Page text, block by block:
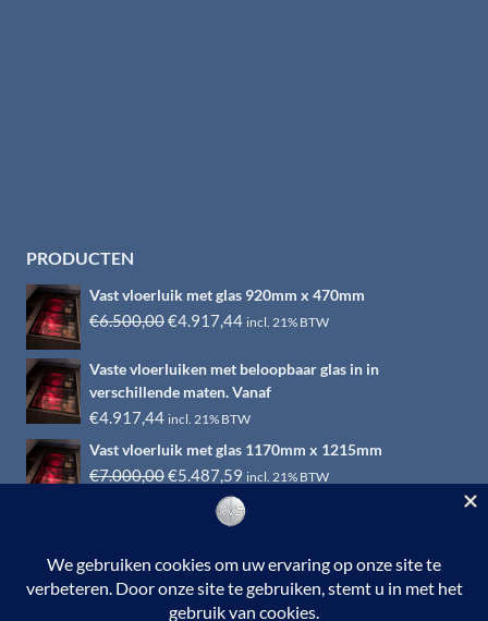
PRODUCTEN
Vast vloerluik met glas 920mm x 470mm
€6.500,00Oorspronkelijke
was:
€6.500,00.
€4.917,44Huidige
is:
€4.917,44.
incl. 21% BTW
Vaste vloerluiken met beloopbaar glas in in
verschillende maten. Vanaf
€4.917,44 incl. 21% BTW
Vast vloerluik met glas 1170mm x 1215mm
€7.000,00Oorspronkelijke
€5.487,59 Huidige
prijs
is:
incl. 21% BTW
© 2026 RVS-woonwinkel.nl is een onderdeel van HTI-RVS |